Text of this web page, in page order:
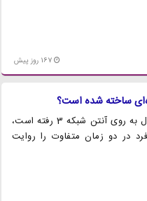
167 روز پیش
ساخته شده است؟
سریال «ساهره» که در ماه رمضان امسال به روی آنتن شبکه 3 رفته است،
در دو زمان متفاوت را روایت